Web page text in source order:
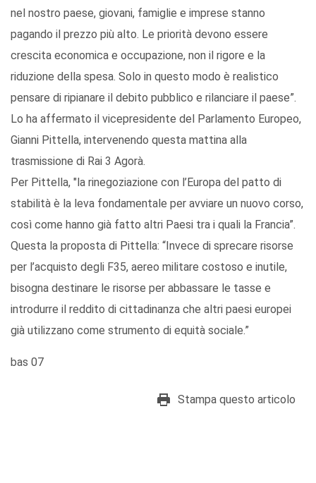
nel nostro paese, giovani, famiglie e imprese stanno
pagando il prezzo più alto. Le priorità devono essere
crescita economica e occupazione, non il rigore e la
riduzione della spesa. Solo in questo modo è realistico
pensare di ripianare il debito pubblico e rilanciare il paese”.
Lo ha affermato il vicepresidente del Parlamento Europeo,
Gianni Pittella, intervenendo questa mattina alla
trasmissione di Rai 3 Agorà.
Per Pittella, "la rinegoziazione con l’Europa del patto di
stabilità è la leva fondamentale per avviare un nuovo corso,
così come hanno già fatto altri Paesi tra i quali la Francia”.
Questa la proposta di Pittella: “Invece di sprecare risorse
per l’acquisto degli F35, aereo militare costoso e inutile,
bisogna destinare le risorse per abbassare le tasse e
introdurre il reddito di cittadinanza che altri paesi europei
già utilizzano come strumento di equità sociale.”
bas 07
Stampa questo articolo